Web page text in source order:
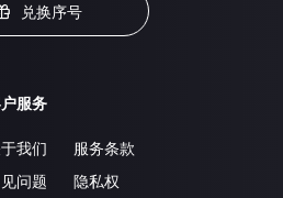
兑换序号
服务
我们
问题
服务条款
隐私权